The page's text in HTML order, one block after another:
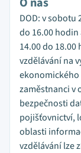
DOD: v sobotu
do 16.00 hodin
14.00 do
vzdělávání na
ekonomického
zaměstnanci v
bezpečnosti
pojišťovnictví,
oblasti
vzdělávání lze